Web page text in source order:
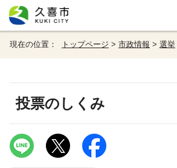
現在の位置： トップページ > 市政情報 > 選挙
投票のしくみ